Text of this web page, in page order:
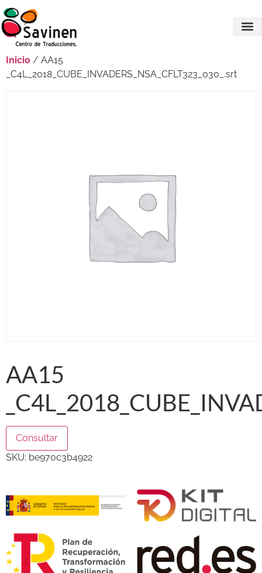
Inicio / AA15
_C4L_2018_CUBE_INVADERS_NSA_CFLT323_030_.srt
AA15
Consultar
SKU: be970c3b4922